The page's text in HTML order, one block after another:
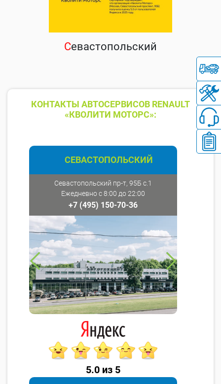
Севастопольский
КОНТАКТЫ АВТОСЕРВИСОВ RENAULT
«КВОЛИТИ МОТОРС»:
СЕВАСТОПОЛЬСКИЙ
Севастопольский пр-т, 95Б с.1
Ежедневно с 8:00 до 22:00
+7 (495) 150-70-36
5.0 из 5